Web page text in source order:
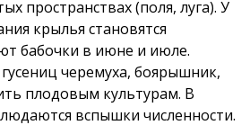
пространствах (поля, луга). У
крылья становятся
бабочки в июне и июле.
черемуха, боярышник,
плодовым культурам. В
вспышки численности.